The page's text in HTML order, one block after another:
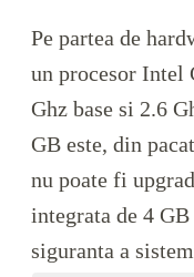
Pe partea de
un procesor Intel
Ghz base si 2.6
GB este, din
nu poate fi
integrata de 4
siguranta a